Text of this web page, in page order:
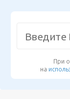
При
на